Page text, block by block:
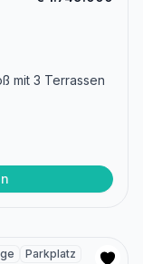
mit 3 Terrassen
Parkplatz